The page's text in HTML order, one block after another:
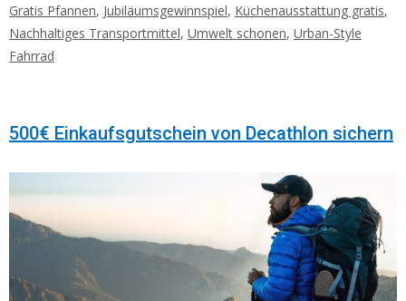
Gratis Pfannen, Jubiläumsgewinnspiel, Küchenausstattung gratis,
Nachhaltiges Transportmittel, Umwelt schonen, Urban-Style
Fahrrad
500€ Einkaufsgutschein von Decathlon sichern